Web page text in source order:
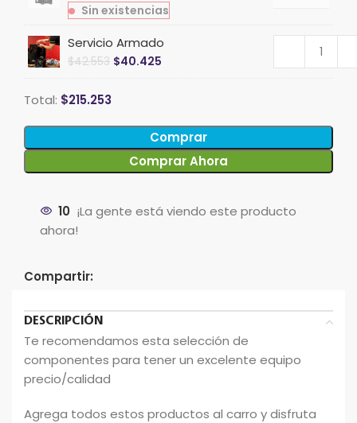
Sin existencias
Servicio Armado
$42.553 $40.425
Total: $215.253
Comprar
Comprar Ahora
10 ¡La gente está viendo este producto
ahora!
Compartir:
DESCRIPCIÓN
Te recomendamos esta selección de
componentes para tener un excelente equipo
precio/calidad
Agrega todos estos productos al carro y disfruta